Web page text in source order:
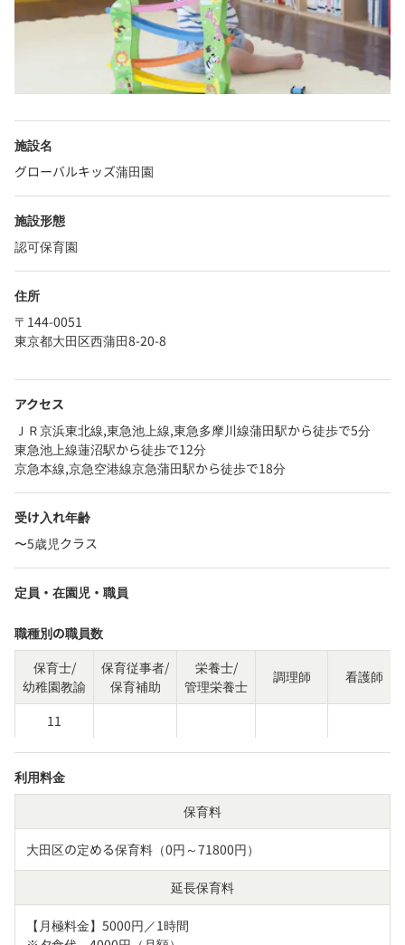
施設名
グローバルキッズ蒲田園
施設形態
認可保育園
住所
〒144-0051
東京都大田区西蒲田8-20-8
アクセス
ＪＲ京浜東北線,東急池上線,東急多摩川線蒲田駅から徒歩で5分
東急池上線蓮沼駅から徒歩で12分
京急本線,京急空港線京急蒲田駅から徒歩で18分
受け入れ年齢
〜5歳児クラス
定員・在園児・職員
職種別の職員数
保育士/
幼稚園教諭
保育従事者/
保育補助
栄養士/
管理栄養士
調理師 看護師
11
利用料金
保育料
大田区の定める保育料（0円～71800円）
延長保育料
【月極料金】5000円／1時間